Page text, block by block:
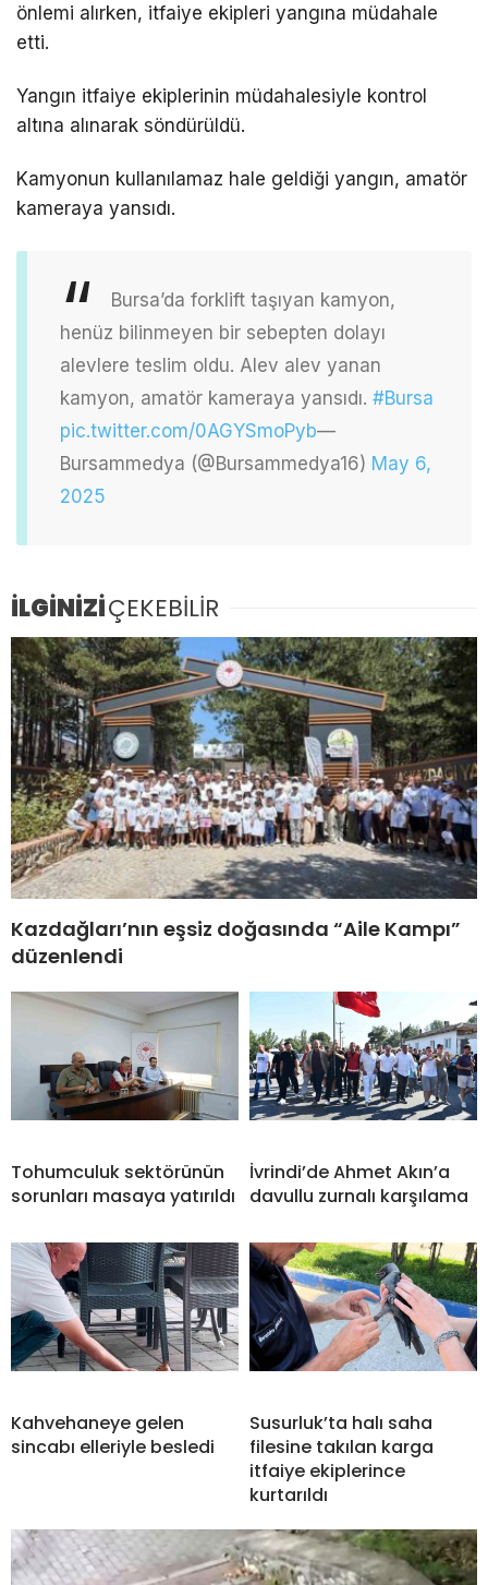
önlemi alırken, itfaiye ekipleri yangına müdahale
etti.
Yangın itfaiye ekiplerinin müdahalesiyle kontrol
altına alınarak söndürüldü.
Kamyonun kullanılamaz hale geldiği yangın, amatör
kameraya yansıdı.
Bursa’da forklift taşıyan kamyon,
henüz bilinmeyen bir sebepten dolayı
alevlere teslim oldu. Alev alev yanan
kamyon, amatör kameraya yansıdı. #Bursa
pic.twitter.com/0AGYSmoPyb—
Bursammedya (@Bursammedya16) May 6,
2025
İLGİNİZİÇEKEBİLİR
Kazdağları’nın eşsiz doğasında “Aile Kampı”
düzenlendi
Tohumculuk sektörünün
sorunları masaya yatırıldı
İvrindi’de Ahmet Akın’a
davullu zurnalı karşılama
Kahvehaneye gelen
sincabı elleriyle besledi
Susurluk’ta halı saha
filesine takılan karga
itfaiye ekiplerince
kurtarıldı